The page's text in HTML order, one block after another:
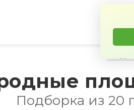
Подборка из 20